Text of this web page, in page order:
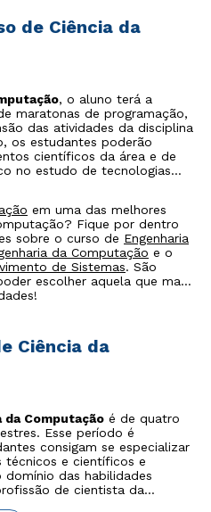
de Ciência da
, o aluno terá a
maratonas de programação,
das atividades da disciplina
os estudantes poderão
científicos da área e de
no estudo de tecnologias
em uma das melhores
Fique por dentro
sobre o curso de Engenharia
da Computação e o
de Sistemas. São
escolher aquela que mais
Ciência da
da Computação é de quatro
Esse período é
consigam se especializar
técnicos e científicos e
domínio das habilidades
de cientista da